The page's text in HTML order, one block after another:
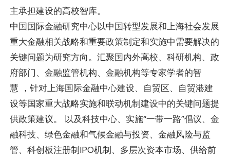
主承担建设的高校智库。
中国国际金融研究中心以中国转型发展和上海社会发展
重大金融相关战略和重要政策制定和实施中需要解决的
关键问题为研究方向。汇聚国内外高校、科研机构、政
府部门、金融监管机构、金融机构等专家学者的智
慧 ，针对上海国际金融中心建设、自贸区、自贸港建
设等国家重大战略实施和联动机制建设中的关键问题提
供政策建议。 以及科技中心、实施“一带一路”倡议、金
融科技、绿色金融和气候金融与投资、金融风险与监
管、科创板注册制IPO机制、多层次资本市场、供给前